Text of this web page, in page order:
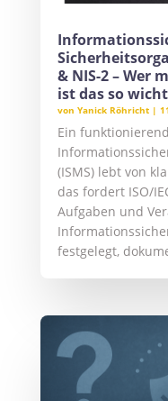
& NIS-2 – Wer
ist das so
von Yanick Röhricht|
Ein
(ISMS) lebt von
das fordert ISO/
Aufgaben und
festgelegt,